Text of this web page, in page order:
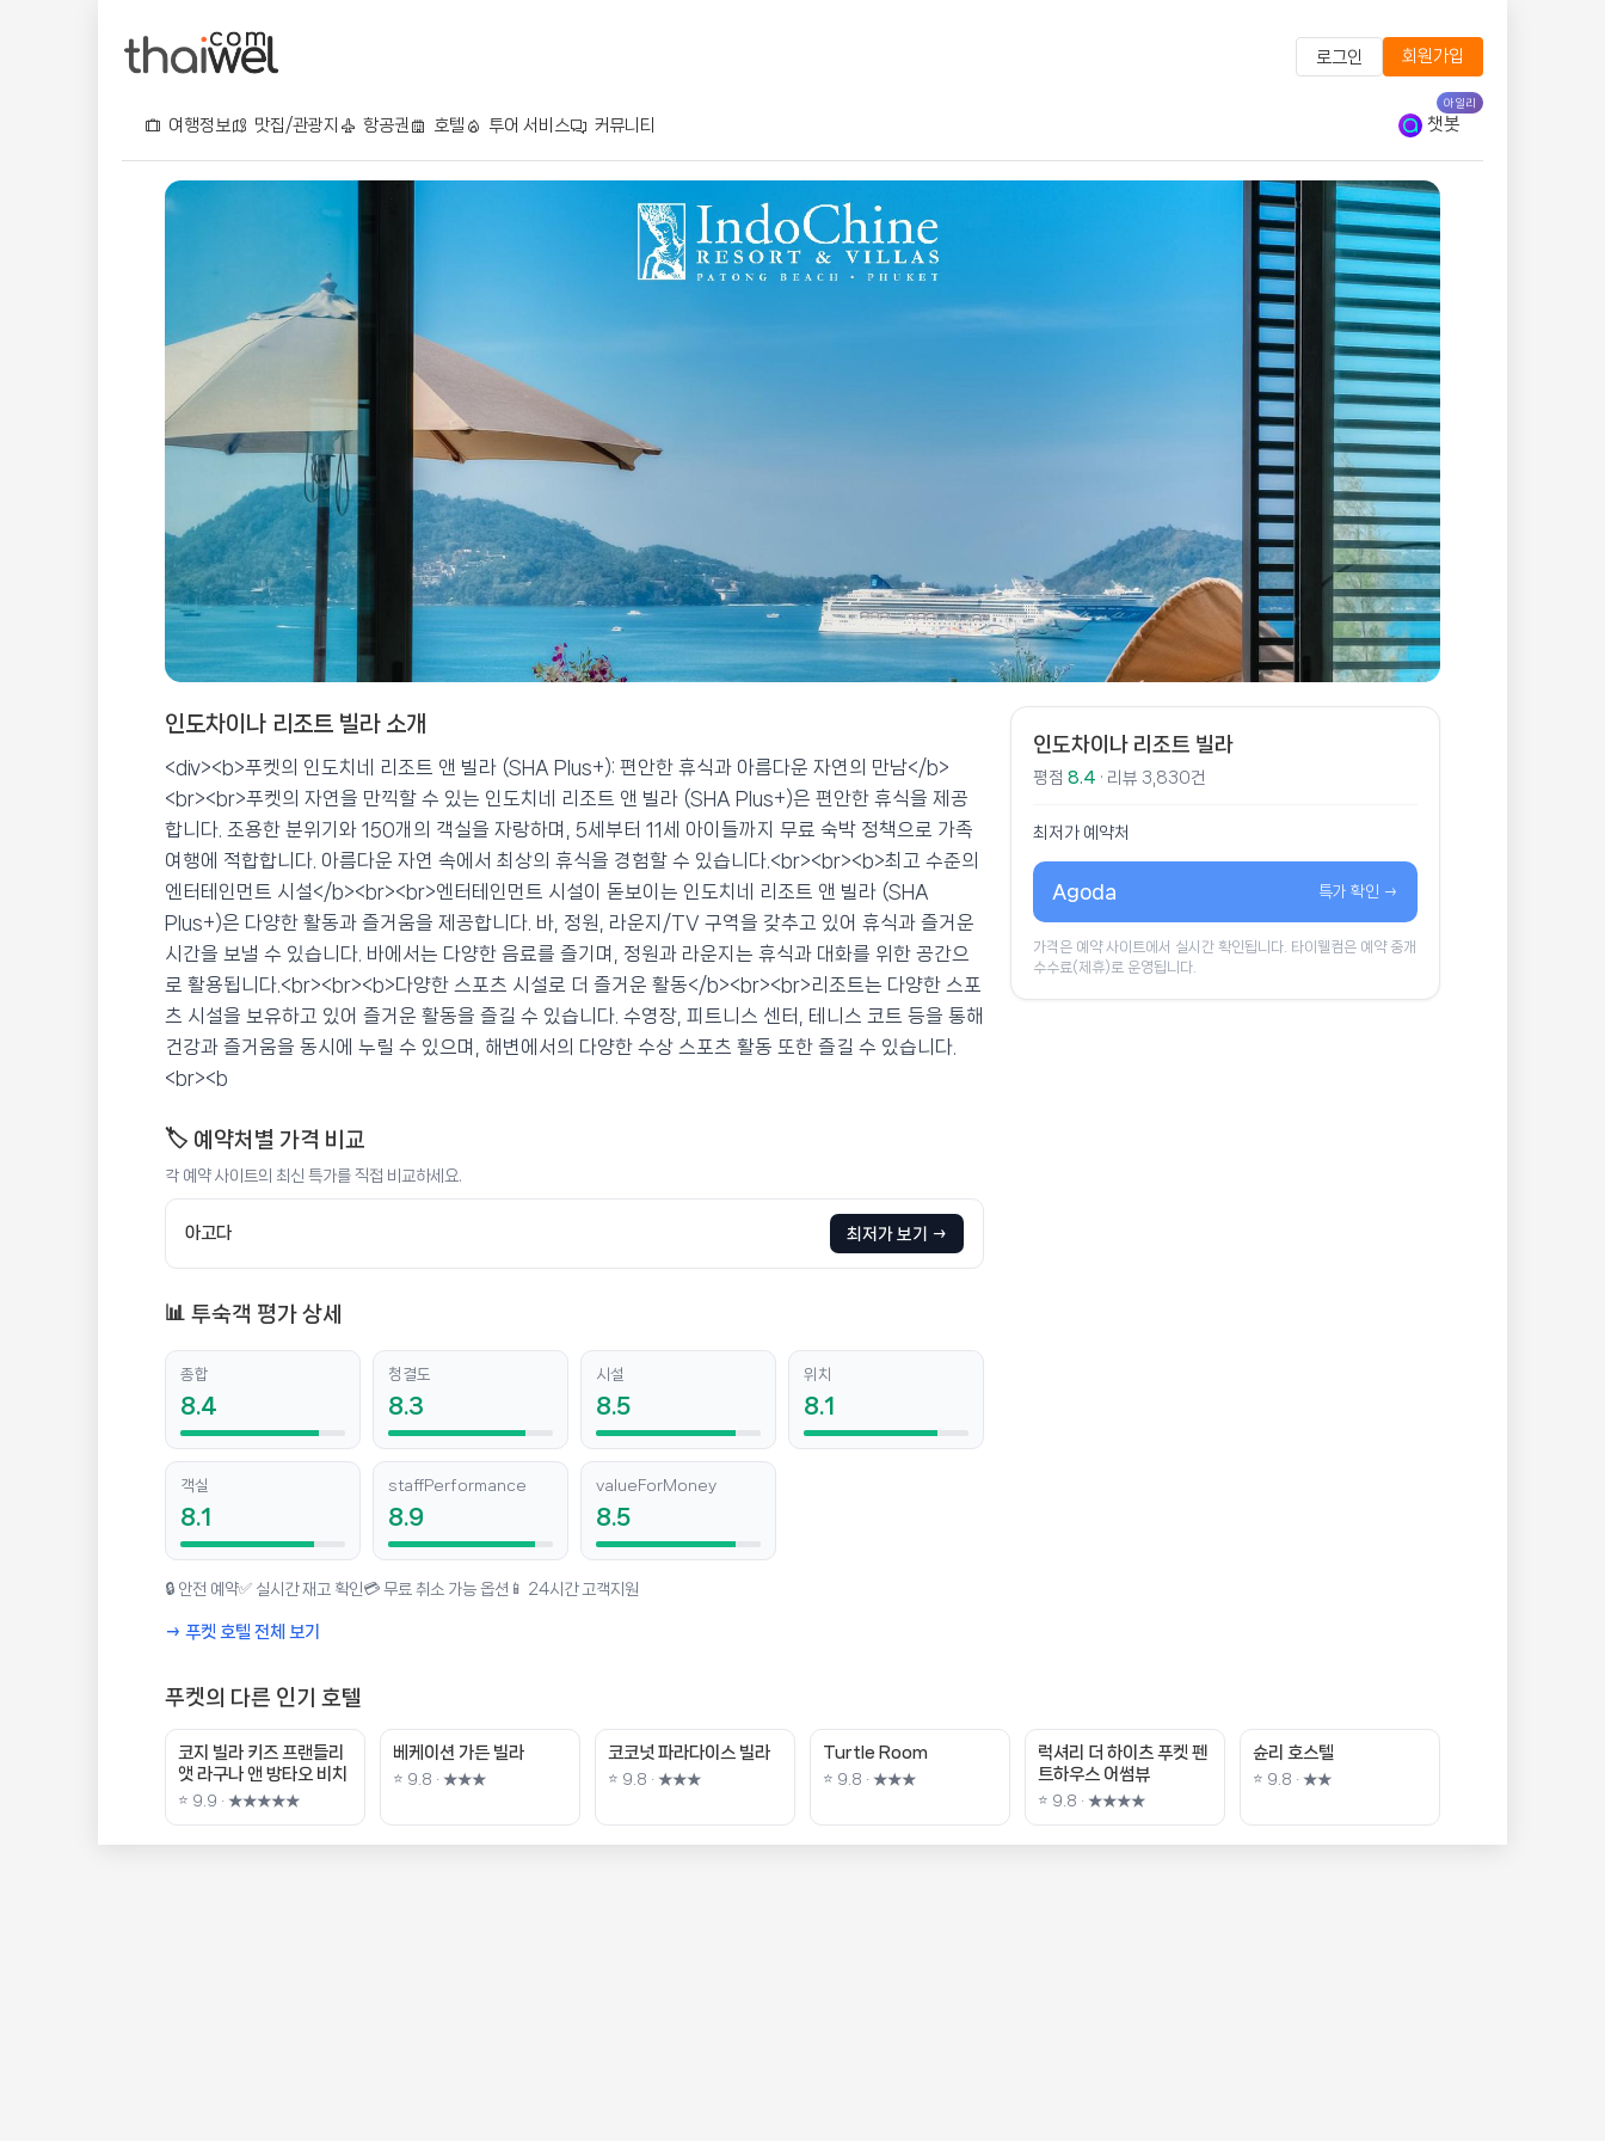
로그인 회원가입
여행정보 맛집/관광지 항공권 호텔 투어 서비스 커뮤니티 챗봇
아일리
인도차이나 리조트 빌라
📍 푸켓 ★★★★★ ⭐ 8.4
💰 최저가 확인 · 예약하기
인도차이나 리조트 빌라 소개
<div><b>푸켓의 인도치네 리조트 앤 빌라 (SHA Plus+): 편안한 휴식과 아름다운 자연의 만남</b>
<br><br>푸켓의 자연을 만끽할 수 있는 인도치네 리조트 앤 빌라 (SHA Plus+)은 편안한 휴식을 제공
합니다. 조용한 분위기와 150개의 객실을 자랑하며, 5세부터 11세 아이들까지 무료 숙박 정책으로 가족
여행에 적합합니다. 아름다운 자연 속에서 최상의 휴식을 경험할 수 있습니다.<br><br><b>최고 수준의
엔터테인먼트 시설</b><br><br>엔터테인먼트 시설이 돋보이는 인도치네 리조트 앤 빌라 (SHA
Plus+)은 다양한 활동과 즐거움을 제공합니다. 바, 정원, 라운지/TV 구역을 갖추고 있어 휴식과 즐거운
시간을 보낼 수 있습니다. 바에서는 다양한 음료를 즐기며, 정원과 라운지는 휴식과 대화를 위한 공간으
로 활용됩니다.<br><br><b>다양한 스포츠 시설로 더 즐거운 활동</b><br><br>리조트는 다양한 스포
츠 시설을 보유하고 있어 즐거운 활동을 즐길 수 있습니다. 수영장, 피트니스 센터, 테니스 코트 등을 통해
건강과 즐거움을 동시에 누릴 수 있으며, 해변에서의 다양한 수상 스포츠 활동 또한 즐길 수 있습니다.
<br><b
🏷️ 예약처별 가격 비교
각 예약 사이트의 최신 특가를 직접 비교하세요.
아고다 최저가 보기 →
📊 투숙객 평가 상세
종합
8.4
청결도
8.3
시설
8.5
위치
8.1
객실
8.1
staffPerformance
8.9
valueForMoney
8.5
🔒 안전 예약✅ 실시간 재고 확인💳 무료 취소 가능 옵션 📱 24시간 고객지원
→ 푸켓 호텔 전체 보기
인도차이나 리조트 빌라
평점 8.4 · 리뷰 3,830건
최저가 예약처
Agoda 특가 확인 →
가격은 예약 사이트에서 실시간 확인됩니다. 타이웰컴은 예약 중개
수수료(제휴)로 운영됩니다.
푸켓의 다른 인기 호텔
코지 빌라 키즈 프랜들리
앳 라구나 앤 방타오 비치
⭐ 9.9 · ★★★★★
베케이션 가든 빌라
⭐ 9.8 · ★★★
코코넛 파라다이스 빌라
⭐ 9.8 · ★★★
Turtle Room
⭐ 9.8 · ★★★
럭셔리 더 하이츠 푸켓 펜
트하우스 어썸뷰
⭐ 9.8 · ★★★★
슌리 호스텔
⭐ 9.8 · ★★